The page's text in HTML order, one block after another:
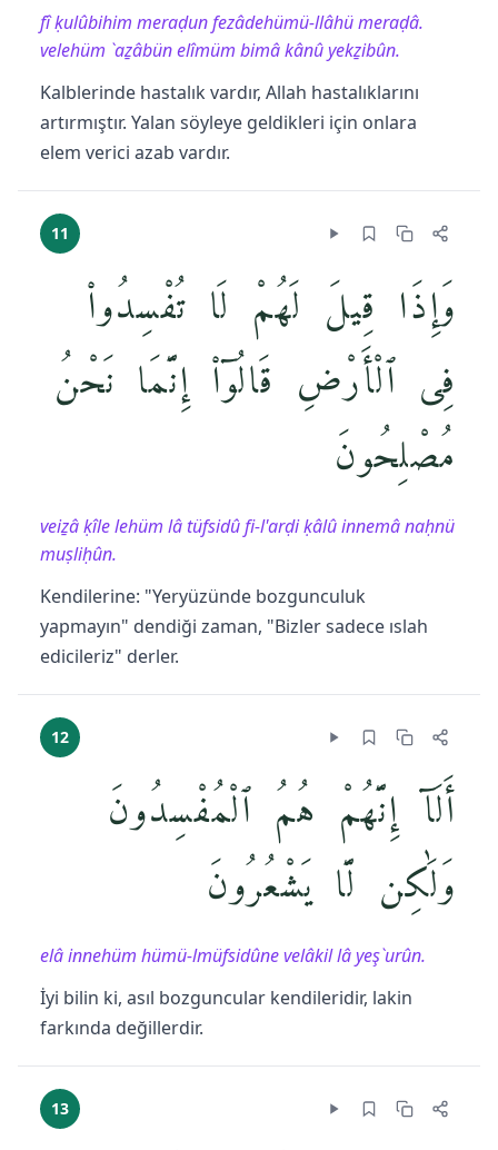
fî ḳulûbihim meraḍun fezâdehümü-llâhü meraḍâ.
velehüm `aẕâbün elîmüm bimâ kânû yekẕibûn.
Kalblerinde hastalık vardır, Allah hastalıklarını
artırmıştır. Yalan söyleye geldikleri için onlara
elem verici azab vardır.
11
وَإِذَا قِيلَ لَهُمْ لَا تُفْسِدُوا۟
فِى ٱلْأَرْضِ قَالُوٓا۟ إِنَّمَا نَحْنُ
مُصْلِحُونَ
veiẕâ ḳîle lehüm lâ tüfsidû fi-l'arḍi ḳâlû innemâ naḥnü
muṣliḥûn.
Kendilerine: "Yeryüzünde bozgunculuk
yapmayın" dendiği zaman, "Bizler sadece ıslah
edicileriz" derler.
12
أَلَآ إِنَّهُمْ هُمُ ٱلْمُفْسِدُونَ
وَلَٰكِن لَّا يَشْعُرُونَ
elâ innehüm hümü-lmüfsidûne velâkil lâ yeş`urûn.
İyi bilin ki, asıl bozguncular kendileridir, lakin
farkında değillerdir.
13